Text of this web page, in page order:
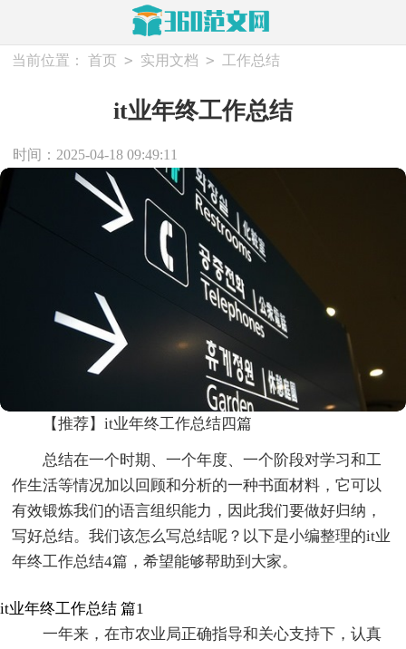
当前位置： 首页 > 实用文档 > 工作总结
it业年终工作总结
时间：2025-04-18 09:49:11
【推荐】it业年终工作总结四篇
总结在一个时期、一个年度、一个阶段对学习和工
作生活等情况加以回顾和分析的一种书面材料，它可以
有效锻炼我们的语言组织能力，因此我们要做好归纳，
写好总结。我们该怎么写总结呢？以下是小编整理的it业
年终工作总结4篇，希望能够帮助到大家。
it业年终工作总结 篇1
一年来，在市农业局正确指导和关心支持下，认真